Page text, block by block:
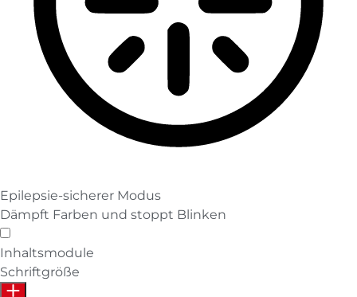
Epilepsie-sicherer Modus
Dämpft Farben und stoppt Blinken
Epilepsie-sicherer Modus
Inhaltsmodule
Schriftgröße